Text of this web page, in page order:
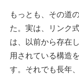
もっとも、その道
た。実は、リンク
は、以前から存在
用されている構造
す。それでも長年